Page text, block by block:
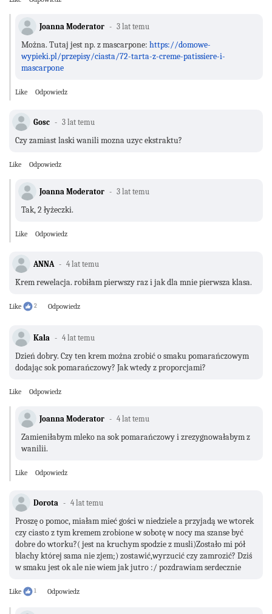
Joanna Moderator 3 lat temu
Można. Tutaj jest np. z mascarpone: https://domowe-
wypieki.pl/przepisy/ciasta/72-tarta-z-creme-patissiere-i-
mascarpone
Like Odpowiedz
Gosc 3 lat temu
Czy zamiast laski wanili mozna uzyc ekstraktu?
Like Odpowiedz
Joanna Moderator 3 lat temu
Tak, 2 łyżeczki.
Like Odpowiedz
ANNA 4 lat temu
Krem rewelacja. robiłam pierwszy raz i jak dla mnie pierwsza klasa.
Like 2 Odpowiedz
Kala 4 lat temu
Dzień dobry. Czy ten krem można zrobić o smaku pomarańczowym
dodając sok pomarańczowy? Jak wtedy z proporcjami?
Like Odpowiedz
Joanna Moderator 4 lat temu
Zamieniłabym mleko na sok pomarańczowy i zrezygnowałabym z
wanilii.
Like Odpowiedz
Dorota 4 lat temu
Proszę o pomoc, miałam mieć gości w niedziele a przyjadą we wtorek
czy ciasto z tym kremem zrobione w sobotę w nocy ma szanse być
dobre do wtorku?( jest na kruchym spodzie z musli)Zostało mi pół
blachy której sama nie zjem;) zostawić,wyrzucić czy zamrozić? Dziś
w smaku jest ok ale nie wiem jak jutro :/ pozdrawiam serdecznie
Like 1 Odpowiedz